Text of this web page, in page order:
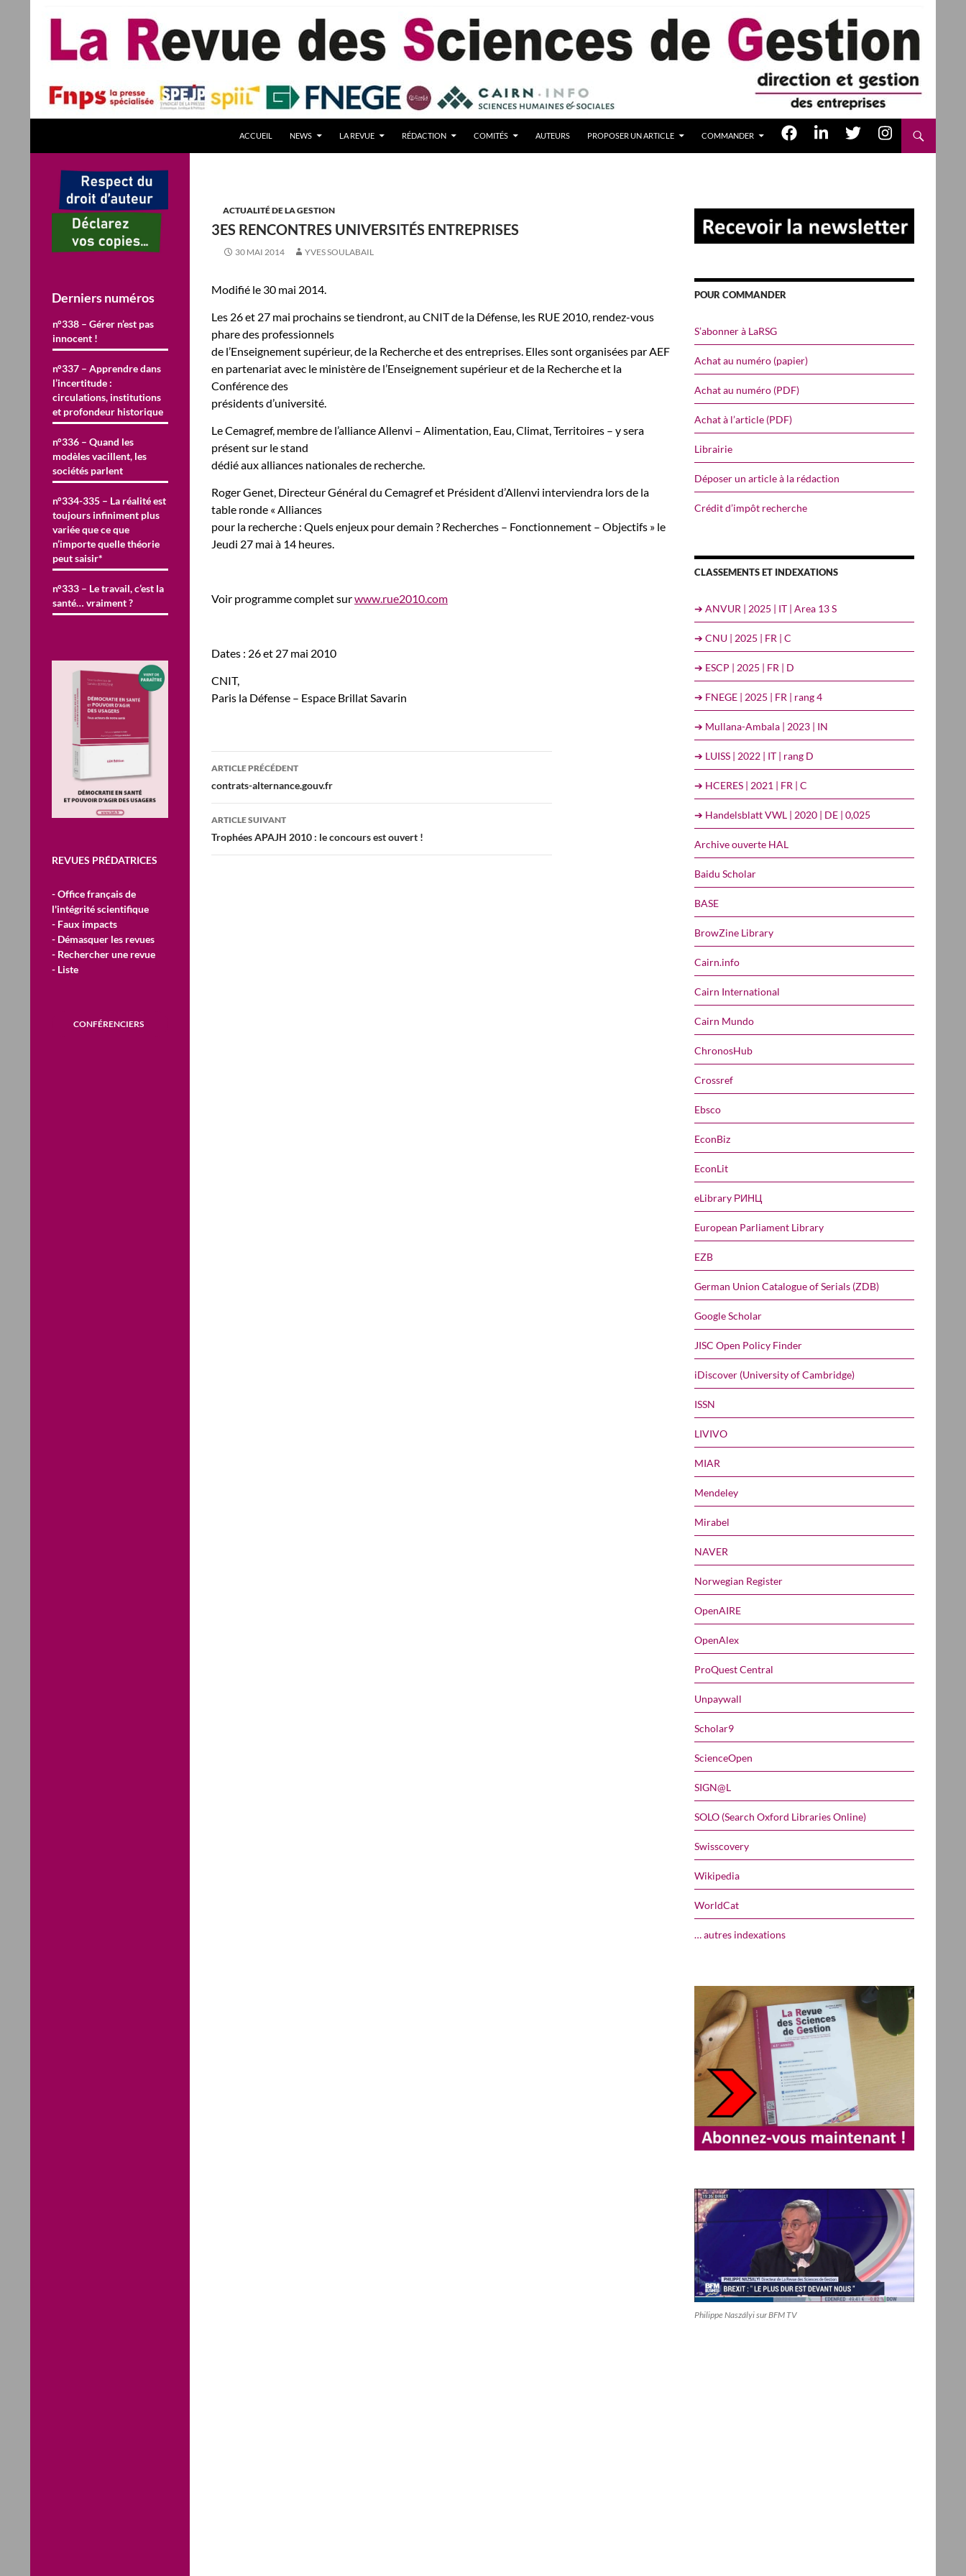
ACCUEIL NEWS LA REVUE RÉDACTION COMITÉS AUTEURS PROPOSER UN ARTICLE COMMANDER
ACTUALITÉ DE LA GESTION
3ES RENCONTRES UNIVERSITÉS ENTREPRISES
30 MAI 2014 YVES SOULABAIL
Modifié le 30 mai 2014.
Les 26 et 27 mai prochains se tiendront, au CNIT de la Défense, les RUE 2010, rendez-vous
phare des professionnels
de l’Enseignement supérieur, de la Recherche et des entreprises. Elles sont organisées par AEF
en partenariat avec le ministère de l’Enseignement supérieur et de la Recherche et la
Conférence des
présidents d’université.
Le Cemagref, membre de l’alliance Allenvi – Alimentation, Eau, Climat, Territoires – y sera
présent sur le stand
dédié aux alliances nationales de recherche.
Roger Genet, Directeur Général du Cemagref et Président d’Allenvi interviendra lors de la
table ronde « Alliances
pour la recherche : Quels enjeux pour demain ? Recherches – Fonctionnement – Objectifs » le
Jeudi 27 mai à 14 heures.
Voir programme complet surwww.rue2010.com
Dates : 26 et 27 mai 2010
CNIT,
Paris la Défense – Espace Brillat Savarin
Navigation
des
articles
ARTICLE PRÉCÉDENT
contrats-alternance.gouv.fr
ARTICLE SUIVANT
Trophées APAJH 2010 : le concours est ouvert !
POUR COMMANDER
S’abonner à LaRSG
Achat au numéro (papier)
Achat au numéro (PDF)
Achat à l’article (PDF)
Librairie
Déposer un article à la rédaction
Crédit d’impôt recherche
CLASSEMENTS ET INDEXATIONS
➔ ANVUR | 2025 | IT | Area 13 S
➔ CNU | 2025 | FR | C
➔ ESCP | 2025 | FR | D
➔ FNEGE | 2025 | FR | rang 4
➔ Mullana-Ambala | 2023 | IN
➔ LUISS | 2022 | IT | rang D
➔ HCERES | 2021 | FR | C
➔ Handelsblatt VWL | 2020 | DE | 0,025
Archive ouverte HAL
Baidu Scholar
BASE
BrowZine Library
Cairn.info
Cairn International
Cairn Mundo
ChronosHub
Crossref
Ebsco
EconBiz
EconLit
eLibrary РИНЦ
European Parliament Library
EZB
German Union Catalogue of Serials (ZDB)
Google Scholar
JISC Open Policy Finder
iDiscover (University of Cambridge)
ISSN
LIVIVO
MIAR
Mendeley
Mirabel
NAVER
Norwegian Register
OpenAIRE
OpenAlex
ProQuest Central
Unpaywall
Scholar9
ScienceOpen
SIGN@L
SOLO (Search Oxford Libraries Online)
Swisscovery
Wikipedia
WorldCat
… autres indexations
Philippe Naszályi sur BFM TV
management – Revue gestion
REVUE GESTION Revues de Gestion
Derniers numéros
n°338 – Gérer n’est pas
innocent !
n°337 – Apprendre dans
l’incertitude :
circulations, institutions
et profondeur historique
n°336 – Quand les
modèles vacillent, les
sociétés parlent
n°334-335 – La réalité est
toujours infiniment plus
variée que ce que
n’importe quelle théorie
peut saisir*
n°333 – Le travail, c’est la
santé… vraiment ?
REVUES PRÉDATRICES
- Office français de
l'intégrité scientifique
- Faux impacts
- Démasquer les revues
- Rechercher une revue
- Liste
CONFÉRENCIERS